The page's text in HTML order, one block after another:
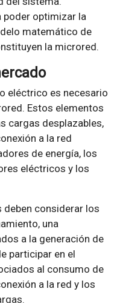
poder optimizar la
matemático de
la microred.
eléctrico es necesario
Estos elementos
cargas desplazables,
a la red
de energía, los
eléctricos y los
considerar los
una
a la generación de
participar en el
al consumo de
a la red y los